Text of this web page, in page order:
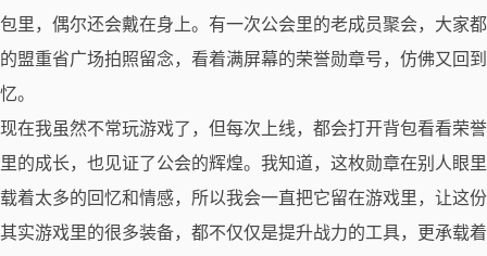
包里，偶尔还会戴在身上。有一次公会里的老成员聚会，大家
的盟重省广场拍照留念，看着满屏幕的荣誉勋章号，仿佛又回
忆。
现在我虽然不常玩游戏了，但每次上线，都会打开背包看看荣
里的成长，也见证了公会的辉煌。我知道，这枚勋章在别人眼
载着太多的回忆和情感，所以我会一直把它留在游戏里，让这
其实游戏里的很多装备，都不仅仅是提升战力的工具，更承载